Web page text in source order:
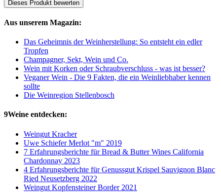
Dieses Produkt bewerten
Aus unserem Magazin:
Das Geheimnis der Weinherstellung: So entsteht ein edler
Tropfen
Champagner, Sekt, Wein und Co.
Wein mit Korken oder Schraubverschluss - was ist besser?
Veganer Wein - Die 9 Fakten, die ein Weinliebhaber kennen
sollte
Die Weinregion Stellenbosch
9Weine entdecken:
Weingut Kracher
Uwe Schiefer Merlot "m" 2019
7 Erfahrungsberichte für Bread & Butter Wines California
Chardonnay 2023
4 Erfahrungsberichte für Genussgut Krispel Sauvignon Blanc
Ried Neusetzberg 2022
Weingut Kopfensteiner Border 2021